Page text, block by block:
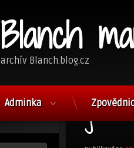
Blanch
archív Blanch.blog.cz
Adminka
J